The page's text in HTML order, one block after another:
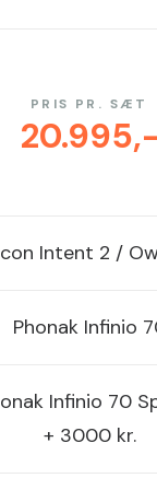
PRIS PR. SÆT
20.995,-
Intent 2 /
PhonakInfinio
Infinio 70
+ 3000 kr.